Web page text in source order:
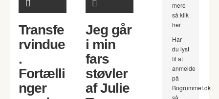
Transfe
rvindue
.
Fortælli
nger
Jeg går
i min
fars
støvler
af Julie
mere
så klik
her
Har
du lyst
til at
anmelde
på
Bogrummet.dk
så